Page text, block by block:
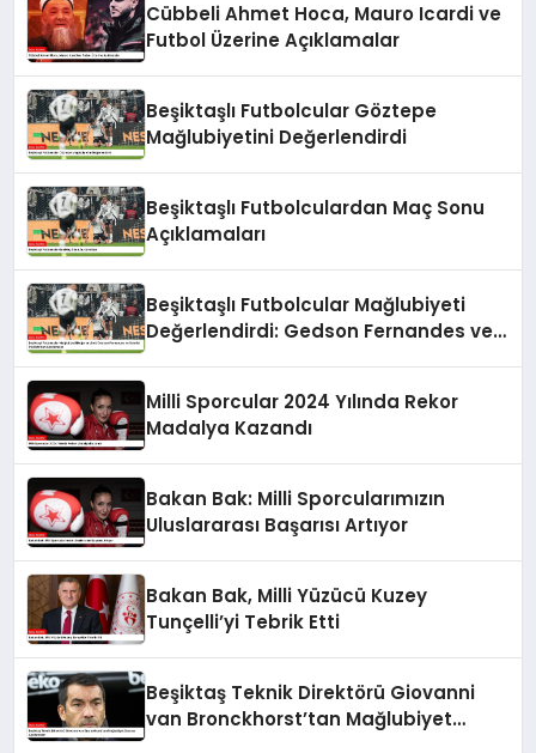
Cübbeli Ahmet Hoca, Mauro Icardi ve
Futbol Üzerine Açıklamalar
Beşiktaşlı Futbolcular Göztepe
Mağlubiyetini Değerlendirdi
Beşiktaşlı Futbolculardan Maç Sonu
Açıklamaları
Beşiktaşlı Futbolcular Mağlubiyeti
Değerlendirdi: Gedson Fernandes ve
Milli Sporcular 2024 Yılında Rekor
Madalya Kazandı
Bakan Bak: Milli Sporcularımızın
Uluslararası Başarısı Artıyor
Bakan Bak, Milli Yüzücü Kuzey
Tunçelli’yi Tebrik Etti
Beşiktaş Teknik Direktörü Giovanni
van Bronckhorst’tan Mağlubiyet